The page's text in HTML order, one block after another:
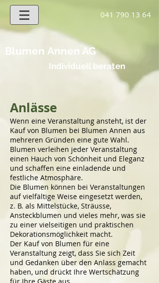
041 790 13 64
Blumen Annen AG
Individuell beraten
Anlässe
Wenn eine Veranstaltung ansteht, ist der
Kauf von Blumen bei Blumen Annen aus
mehreren Gründen eine gute Wahl.
Blumen verleihen jeder Veranstaltung
einen Hauch von Schönheit und Eleganz
und schaffen eine einladende und
festliche Atmosphäre.
Die Blumen können bei Veranstaltungen
auf vielfältige Weise eingesetzt werden,
z. B. als Mittelstücke, Sträusse,
Ansteckblumen und vieles mehr, was sie
zu einer vielseitigen und praktischen
Dekorationsmöglichkeit macht.
Der Kauf von Blumen für eine
Veranstaltung zeigt, dass Sie sich Zeit
und Gedanken über den Anlass gemacht
haben, und drückt Ihre Wertschätzung